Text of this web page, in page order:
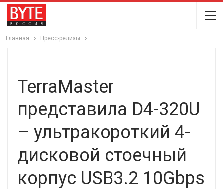
Главная Пресс-релизы
TerraMaster
представила D4-320U
– ультракороткий 4-
дисковой стоечный
корпус USB3.2 10Gbps